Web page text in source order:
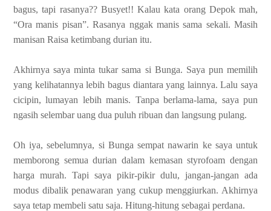
bagus, tapi rasanya?? Busyet!! Kalau kata orang Depok mah,
“Ora manis pisan”. Rasanya nggak manis sama sekali. Masih
manisan Raisa ketimbang durian itu.
Akhirnya saya minta tukar sama si Bunga. Saya pun memilih
yang kelihatannya lebih bagus diantara yang lainnya. Lalu saya
cicipin, lumayan lebih manis. Tanpa berlama-lama, saya pun
ngasih selembar uang dua puluh ribuan dan langsung pulang.
Oh iya, sebelumnya, si Bunga sempat nawarin ke saya untuk
memborong semua durian dalam kemasan styrofoam dengan
harga murah. Tapi saya pikir-pikir dulu, jangan-jangan ada
modus dibalik penawaran yang cukup menggiurkan. Akhirnya
saya tetap membeli satu saja. Hitung-hitung sebagai perdana.